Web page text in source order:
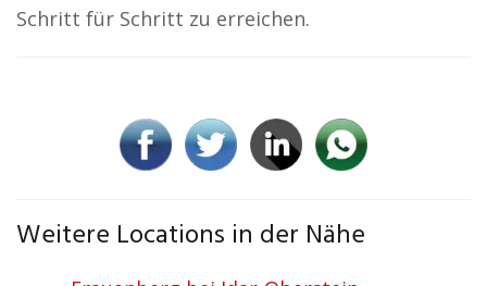
Schritt für Schritt zu erreichen.
Weitere Locations in der Nähe